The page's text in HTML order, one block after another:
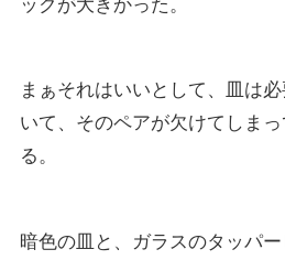
ックが大きかった。
まぁそれはいいとして、皿は
いて、そのペアが欠けてしま
る。
暗色の皿と、ガラスのタッパ